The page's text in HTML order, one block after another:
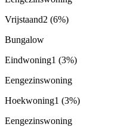
Vrijstaand2 (6%)
Bungalow
Eindwoning1 (3%)
Eengezinswoning
Hoekwoning1 (3%)
Eengezinswoning